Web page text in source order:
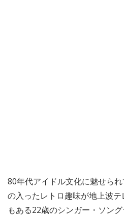
80年代アイドル文化に魅せら
の入ったレトロ趣味が地上波
もある22歳のシンガー・ソン